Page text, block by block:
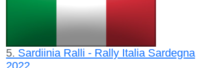
5. Sardiinia Ralli - Rally Italia Sardegna